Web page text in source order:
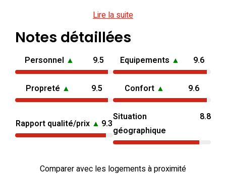
Évaluation de l’authenticité
Japonaise
8/10 Subtil mélange de tradition et de modernité, ce
ryokan offre de beaux espaces avec des éléments
japonais classiques tels que tatamis et onsen
enchanteurs. La cuisine semble correcte mais sans
grande sophistication. L’atmosphère chaleureuse et
les chambres bien conçues invitent à une immersion
douce dans la culture nipponne.
Lire la suite
Notes détaillées
Personnel ▲ 9.5 Equipements ▲ 9.6
Propreté ▲ 9.5 Confort ▲ 9.6
Rapport qualité/prix ▲ 9.3
Situation
géographique
8.8
Comparer avec les logements à proximité